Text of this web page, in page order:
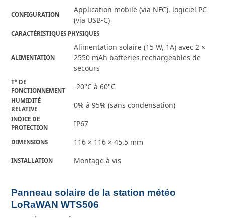
CONFIGURATION
Application mobile (via NFC), logiciel PC
(via USB-C)
CARACTÉRISTIQUES PHYSIQUES
ALIMENTATION
Alimentation solaire (15 W, 1A) avec 2 ×
2550 mAh batteries rechargeables de
secours
T° DE
FONCTIONNEMENT
-20°C à 60°C
HUMIDITÉ
RELATIVE
0% à 95% (sans condensation)
INDICE DE
PROTECTION
IP67
DIMENSIONS 116 × 116 × 45.5 mm
INSTALLATION Montage à vis
Panneau solaire de la station météo
LoRaWAN WTS506